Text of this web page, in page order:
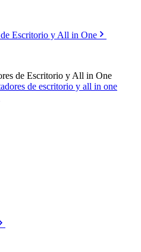
Escritorio y All in One
de Escritorio y All in One
de escritorio y all in one